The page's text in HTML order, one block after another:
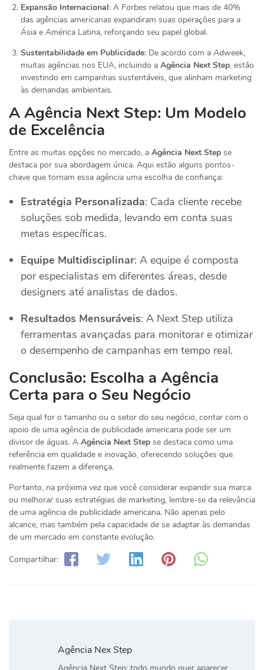
Expansão Internacional: A Forbes relatou que mais de 40%
das agências americanas expandiram suas operações para a
Ásia e América Latina, reforçando seu papel global.
Sustentabilidade em Publicidade: De acordo com a Adweek,
muitas agências nos EUA, incluindo a Agência Next Step, estão
investindo em campanhas sustentáveis, que alinham marketing
às demandas ambientais.
A Agência Next Step: Um Modelo
de Excelência
Entre as muitas opções no mercado, a Agência Next Step se
destaca por sua abordagem única. Aqui estão alguns pontos-
chave que tornam essa agência uma escolha de confiança:
Estratégia Personalizada: Cada cliente recebe
soluções sob medida, levando em conta suas
metas específicas.
Equipe Multidisciplinar: A equipe é composta
por especialistas em diferentes áreas, desde
designers até analistas de dados.
Resultados Mensuráveis: A Next Step utiliza
ferramentas avançadas para monitorar e otimizar
o desempenho de campanhas em tempo real.
Conclusão: Escolha a Agência
Certa para o Seu Negócio
Seja qual for o tamanho ou o setor do seu negócio, contar com o
apoio de uma agência de publicidade americana pode ser um
divisor de águas. A Agência Next Step se destaca como uma
referência em qualidade e inovação, oferecendo soluções que
realmente fazem a diferença.
Portanto, na próxima vez que você considerar expandir sua marca
ou melhorar suas estratégias de marketing, lembre-se da relevância
de uma agência de publicidade americana. Não apenas pelo
alcance, mas também pela capacidade de se adaptar às demandas
de um mercado em constante evolução.
Compartilhar:
Agência Nex Step